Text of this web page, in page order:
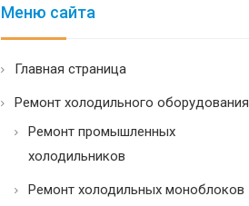
о
ь
Меню сайта
Главная страница
Ремонт холодильного оборудования
Ремонт промышленных
холодильников
Ремонт холодильных моноблоков